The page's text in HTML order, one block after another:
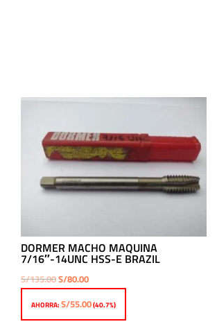
DORMER MACHO MAQUINA
7/16″-14UNC HSS-E BRAZIL
S/135.00El
S/80.00El
AHORRA:S/55.00(40.7%)